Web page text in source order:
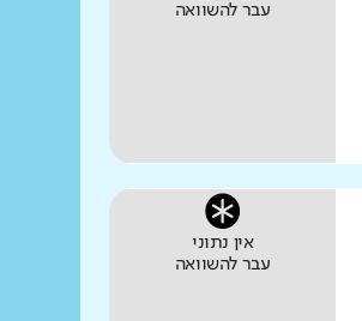
עבר להשוואה
אין נתוני
עבר להשוואה